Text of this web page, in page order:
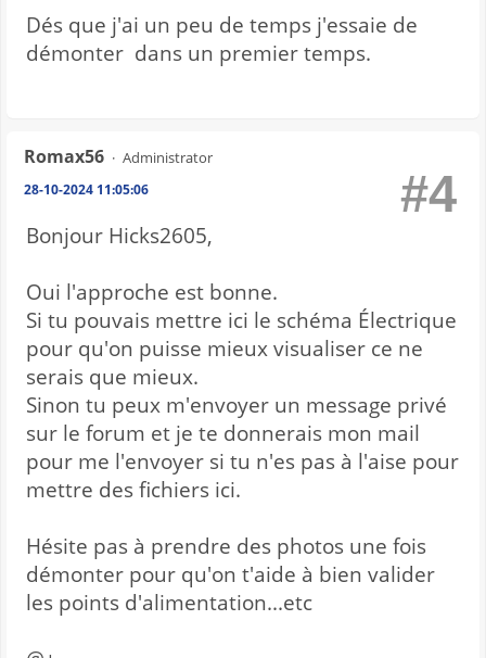
Dés que j'ai un peu de temps j'essaie de
démonter dans un premier temps.
Romax56 Administrator
28-10-2024 11:05:06 #4
Bonjour Hicks2605,
Oui l'approche est bonne.
Si tu pouvais mettre ici le schéma Électrique
pour qu'on puisse mieux visualiser ce ne
serais que mieux.
Sinon tu peux m'envoyer un message privé
sur le forum et je te donnerais mon mail
pour me l'envoyer si tu n'es pas à l'aise pour
mettre des fichiers ici.
Hésite pas à prendre des photos une fois
démonter pour qu'on t'aide à bien valider
les points d'alimentation...etc